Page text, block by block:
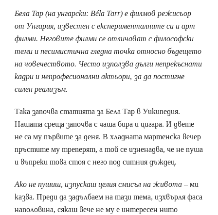
Бела Тар (на унгарски: Béla Tarr) е филмов режисьор
от Унгария, известен с експерименталните си и арт
филми. Неговите филми се отличават с философски
теми и песимистична гледна точка относно бъдещето
на човечеството. Често използва дълги непрекъснати
кадри и непрофесионални актьори, за да постигне
силен реализъм.
Така започва статията за Бела Тар в Уикипедия.
Нашата среща започва с чаша бира и цигара. И двете
не са му първите за деня. В хладната мартенска вечер
пръстите му треперят, а той се изненадва, че не пуша
и въпреки това стоя с него под ситния дъждец.
Ако не пушиш, изпускаш целия смисъл на живота– ми
казва. Преди да задълбаем на тази тема, изхвърля фаса
наполовина, сякаш вече не му е интересен нито